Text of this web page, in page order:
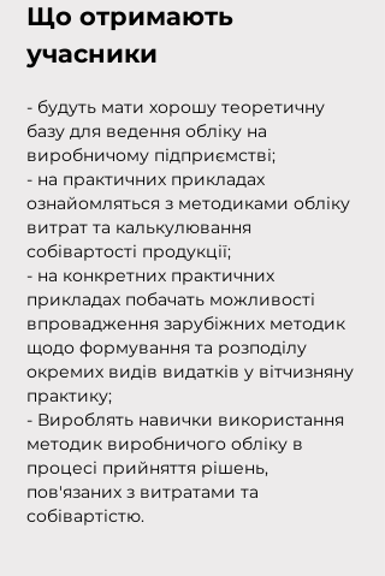
Що отримають
учасники
- будуть мати хорошу теоретичну
базу для ведення обліку на
виробничому підприємстві;
- на практичних прикладах
ознайомляться з методиками обліку
витрат та калькулювання
собівартості продукції;
- на конкретних практичних
прикладах побачать можливості
впровадження зарубіжних методик
щодо формування та розподілу
окремих видів видатків у вітчизняну
практику;
- Вироблять навички використання
методик виробничого обліку в
процесі прийняття рішень,
пов'язаних з витратами та
собівартістю.